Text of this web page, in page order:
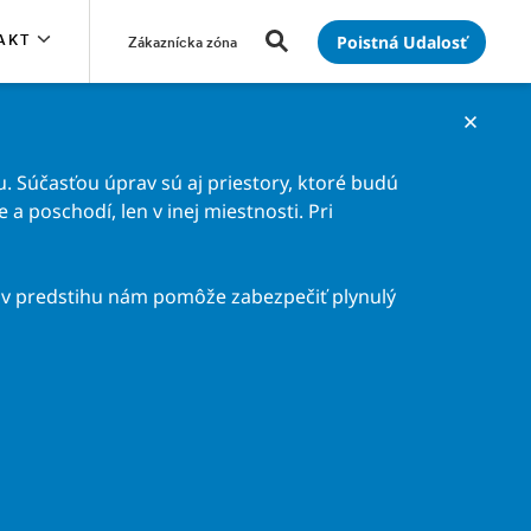
Zákaznícka zóna Poistná Udalosť
Súčasťou úprav sú aj priestory, ktoré budú
a poschodí, len v inej miestnosti. Pri
predstihu nám pomôže zabezpečiť plynulý